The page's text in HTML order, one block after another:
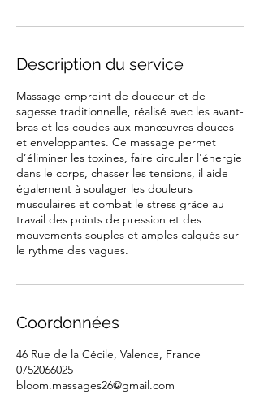
Description du service
Massage empreint de douceur et de
sagesse traditionnelle, réalisé avec les avant-
bras et les coudes aux manœuvres douces
et enveloppantes. Ce massage permet
d’éliminer les toxines, faire circuler l'énergie
dans le corps, chasser les tensions, il aide
également à soulager les douleurs
musculaires et combat le stress grâce au
travail des points de pression et des
mouvements souples et amples calqués sur
le rythme des vagues.
Coordonnées
46 Rue de la Cécile, Valence, France
0752066025
bloom.massages26@gmail.com